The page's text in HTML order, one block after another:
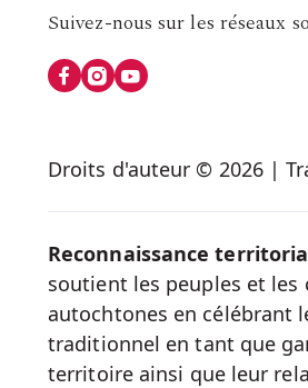
Follow
us
Social
Media
Suivez-nous sur les réseaux
Droits d'auteur © 2026 |
Reconnaissance
soutient les peuples et les
autochtones en célébrant
traditionnel en tant que
territoire ainsi que leur